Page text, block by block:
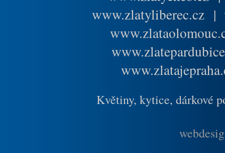
www.zlatyliberec.cz |
Květiny, kytice, dárkové